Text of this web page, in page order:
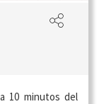
10 minutos del